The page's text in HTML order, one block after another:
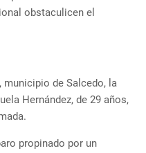
obstaculicen el
municipio de Salcedo, la
Hernández, de 29 años,
propinado por un